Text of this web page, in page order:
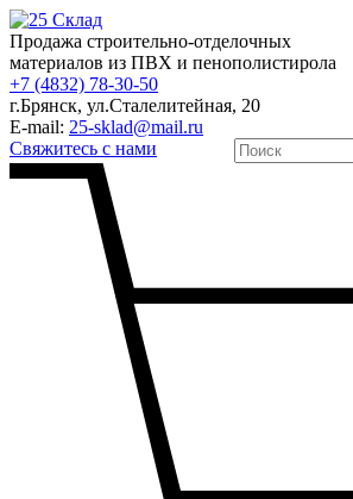
Продажа строительно-отделочных
материалов из ПВХ и пенополистирола
+7 (4832) 78-30-50
г.Брянск, ул.Сталелитейная, 20
E-mail: 25-sklad@mail.ru
Свяжитесь с нами